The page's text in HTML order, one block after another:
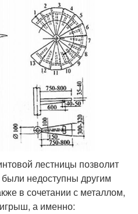
лестницы позволит
недоступны другим
в сочетании с металлом,
а именно: